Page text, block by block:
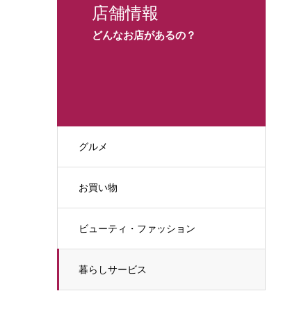
店舗情報
どんなお店があるの？
グルメ
お買い物
ビューティ・ファッション
暮らしサービス